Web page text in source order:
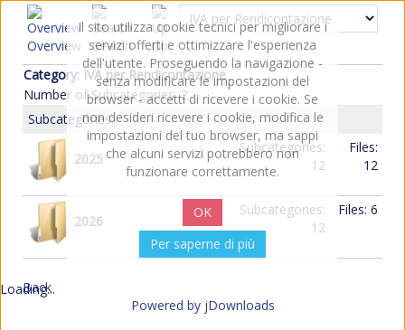
Il sito utilizza cookie tecnici per migliorare i
servizi offerti e ottimizzare l'esperienza
dell'utente. Proseguendo la navigazione -
senza modificare le impostazioni del
browser - accetti di ricevere i cookie. Se
non desideri ricevere i cookie, modifica le
impostazioni del tuo browser, ma sappi
che alcuni servizi potrebbero non
funzionare correttamente.
OK
Per saperne di più
Loading...
Overview Search
Up
Category: IVA per Rendicontazione
Number of Subcategories: 2
Subcategories:
2025
Subcategories:
12
Files:
12
2026
Subcategories:
12
Files: 6
Back
Powered by jDownloads